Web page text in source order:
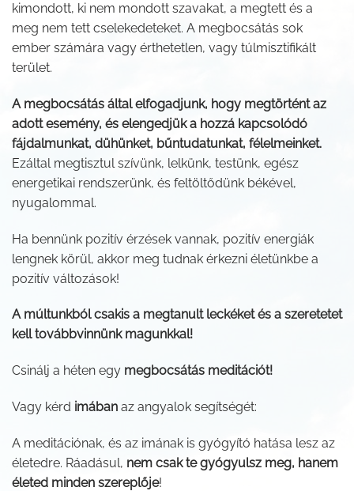
kimondott, ki nem mondott szavakat, a megtett és a
meg nem tett cselekedeteket. A megbocsátás sok
ember számára vagy érthetetlen, vagy túlmisztifikált
terület.
A megbocsátás által elfogadjunk, hogy megtörtént az
adott esemény, és elengedjük a hozzá kapcsolódó
fájdalmunkat, dühünket, bűntudatunkat, félelmeinket.
Ezáltal megtisztul szívünk, lelkünk, testünk, egész
energetikai rendszerünk, és feltöltődünk békével,
nyugalommal.
Ha bennünk pozitív érzések vannak, pozitív energiák
lengnek körül, akkor meg tudnak érkezni életünkbe a
pozitív változások!
A múltunkból csakis a megtanult leckéket és a szeretetet
kell továbbvinnünk magunkkal!
Csinálj a héten egy megbocsátás meditációt!
Vagy kérd imában az angyalok segítségét:
A meditációnak, és az imának is gyógyító hatása lesz az
életedre. Ráadásul, nem csak te gyógyulsz meg, hanem
életed minden szereplője!